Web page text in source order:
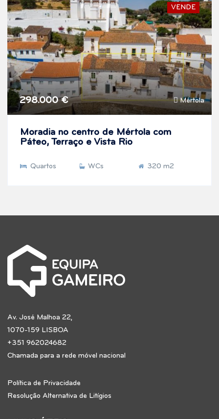
VENDE
Mértola
298.000 €
Moradia no centro de Mértola com
Páteo, Terraço e Vista Rio
Quartos WCs 320 m2
Av. José Malhoa 22,
1070-159 LISBOA
+351 962024682
Chamada para a rede móvel nacional
Política de Privacidade
Resolução Alternativa de Litígios